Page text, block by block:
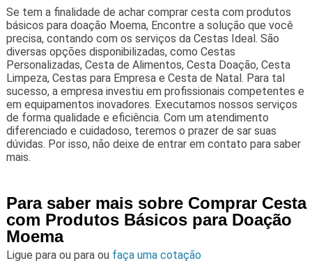
Se tem a finalidade de achar comprar cesta com produtos
básicos para doação Moema, Encontre a solução que você
precisa, contando com os serviços da Cestas Ideal. São
diversas opções disponibilizadas, como Cestas
Personalizadas, Cesta de Alimentos, Cesta Doação, Cesta
Limpeza, Cestas para Empresa e Cesta de Natal. Para tal
sucesso, a empresa investiu em profissionais competentes e
em equipamentos inovadores. Executamos nossos serviços
de forma qualidade e eficiência. Com um atendimento
diferenciado e cuidadoso, teremos o prazer de sar suas
dúvidas. Por isso, não deixe de entrar em contato para saber
mais.
Para saber mais sobre Comprar Cesta
com Produtos Básicos para Doação
Moema
Ligue para ou para ou faça uma cotação